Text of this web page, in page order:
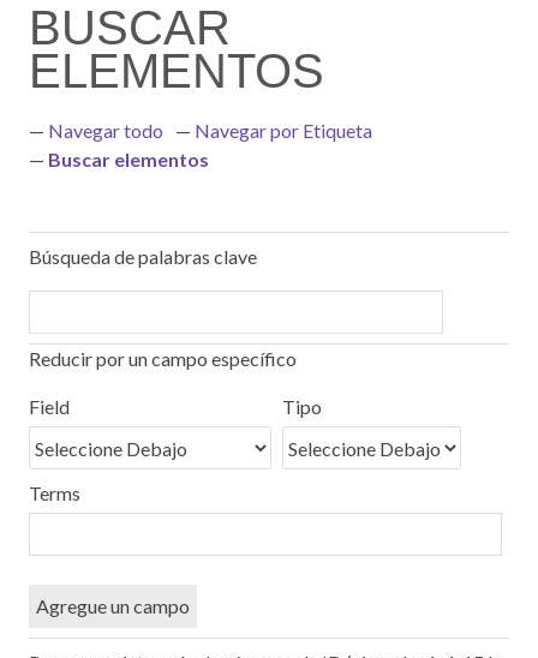
BUSCAR
ELEMENTOS
Navegar todo
Navegar por Etiqueta
Buscar elementos
Búsqueda de palabras clave
Number
of
rows
in
"Reducir
por
específico":
1
Reducir por un campo específico
de
búsqueda
de
búsqueda
de
búsqueda
de
Búsqueda
Field Tipo
Terms
Agregue un campo